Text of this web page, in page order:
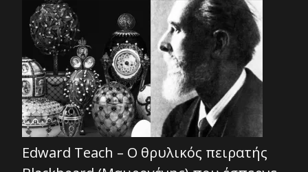
Edward Teach – Ο θρυλικός πειρατής